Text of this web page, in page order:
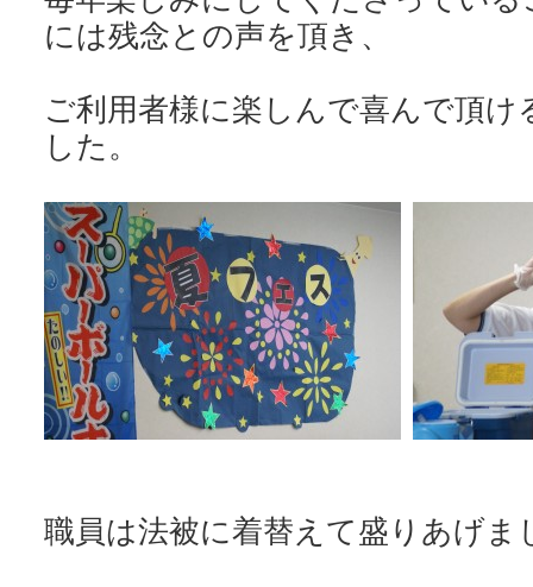
には残念との声を頂き、
ご利用者様に楽しんで喜んで頂け
した。
職員は法被に着替えて盛りあげま